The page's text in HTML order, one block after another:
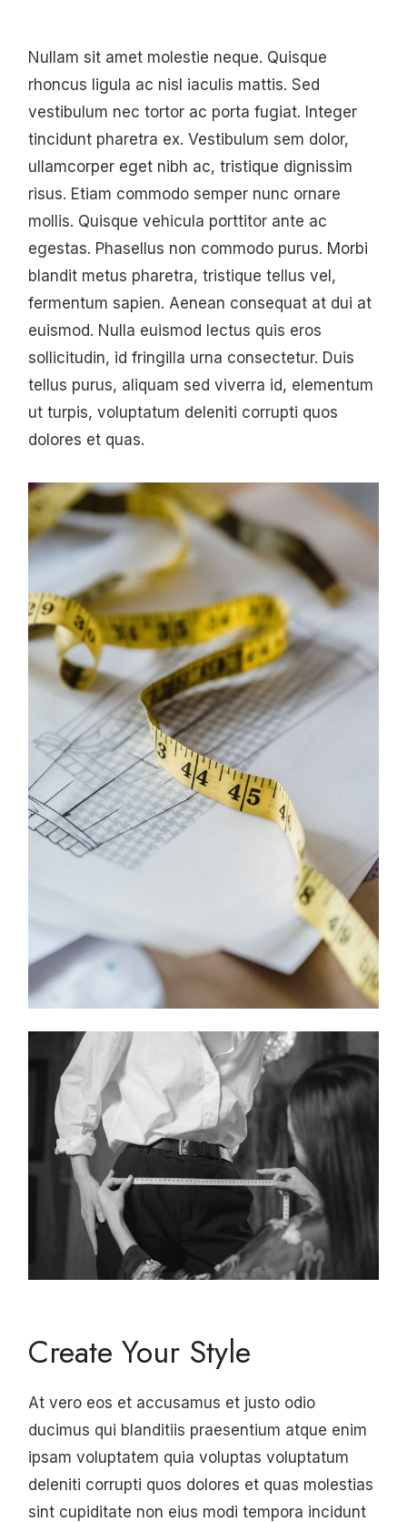
Nullam sit amet molestie neque. Quisque
rhoncus ligula ac nisl iaculis mattis. Sed
vestibulum nec tortor ac porta fugiat. Integer
tincidunt pharetra ex. Vestibulum sem dolor,
ullamcorper eget nibh ac, tristique dignissim
risus. Etiam commodo semper nunc ornare
mollis. Quisque vehicula porttitor ante ac
egestas. Phasellus non commodo purus. Morbi
blandit metus pharetra, tristique tellus vel,
fermentum sapien. Aenean consequat at dui at
euismod. Nulla euismod lectus quis eros
sollicitudin, id fringilla urna consectetur. Duis
tellus purus, aliquam sed viverra id, elementum
ut turpis, voluptatum deleniti corrupti quos
dolores et quas.
Create Your Style
At vero eos et accusamus et justo odio
ducimus qui blanditiis praesentium atque enim
ipsam voluptatem quia voluptas voluptatum
deleniti corrupti quos dolores et quas molestias
sint cupiditate non eius modi tempora incidunt